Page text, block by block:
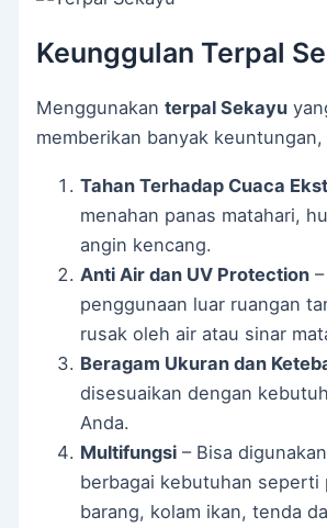
Keunggulan Terpal
Menggunakanterpal Sekayu
memberikan banyak keuntungan,
Tahan Terhadap Cuaca
menahan panas matahari,
angin kencang.
Anti Air dan UV Protection
penggunaan luar ruangan
rusak oleh air atau sinar
Beragam Ukuran dan
disesuaikan dengan
Anda.
Multifungsi – Bisa
berbagai kebutuhan seperti
barang, kolam ikan, tenda